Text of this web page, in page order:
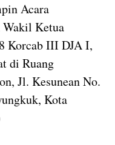
Acara
Wakil Ketua
Korcab III DJA I,
di Ruang
Jl. Kesunean No.
Kota